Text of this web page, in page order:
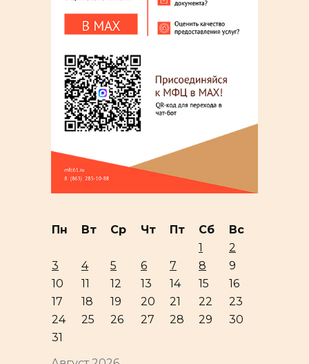
Пн Вт Ср Чт Пт Сб
Вс
1
2
3
4 5 6 7 8
9
10
11 12 13 14 15
16
17
18 19 20 21 22
23
24
25 26 27 28 29
30
31